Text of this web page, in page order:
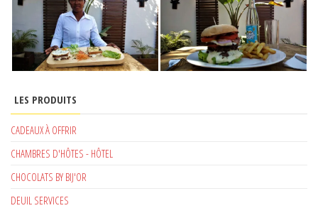
LES PRODUITS
CADEAUX À OFFRIR
CHAMBRES D'HÔTES - HÔTEL
CHOCOLATS BY BIJ'OR
DEUIL SERVICES